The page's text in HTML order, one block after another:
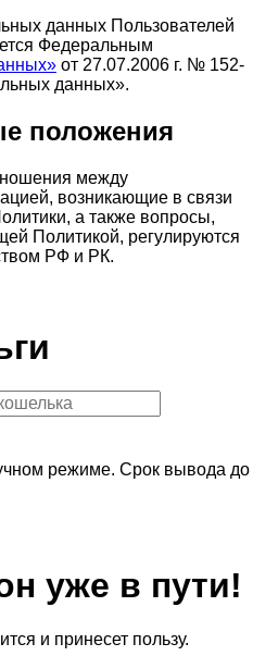
данных Пользователей
Федеральным
от 27.07.2006 г. № 152-
данных».
положения
между
возникающие в связи
а также вопросы,
Политикой, регулируются
РФ и РК.
режиме. Срок вывода до
уже в пути!
и принесет пользу.